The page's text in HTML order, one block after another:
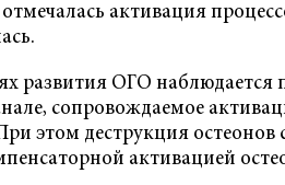
активация
развития ОГО наблюдается
сопровождаемое
этом деструкция остеонов
активацией